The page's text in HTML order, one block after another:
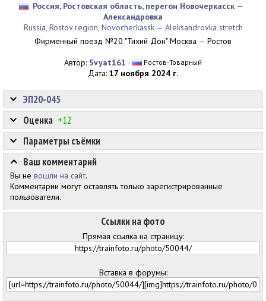
Россия, Ростовская область, перегон Новочеркасск —
Александровка
Russia, Rostov region, Novocherkassk — Aleksandrovka stretch
Фирменный поезд №20 "Тихий Дон" Москва — Ростов
Автор: Svyat161 · Ростов-Товарный
Дата: 17 ноября 2024 г.
Оценка +12
Ссылки на фото
Прямая ссылка на страницу:
Вставка в форумы:
ЭП20-045
Параметры съёмки
Ваш комментарий
Вы не вошли на сайт.
Комментарии могут оставлять только зарегистрированные
пользователи.